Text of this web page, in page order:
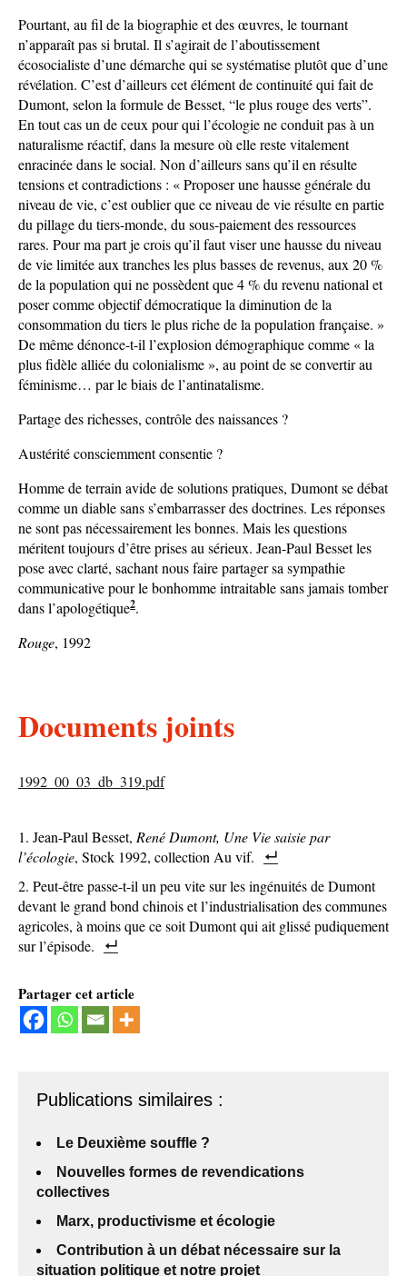
Pourtant, au fil de la biographie et des œuvres, le tournant
n’apparaît pas si brutal. Il s’agirait de l’aboutissement
écosocialiste d’une démarche qui se systématise plutôt que d’une
révélation. C’est d’ailleurs cet élément de continuité qui fait de
Dumont, selon la formule de Besset, “le plus rouge des verts”.
En tout cas un de ceux pour qui l’écologie ne conduit pas à un
naturalisme réactif, dans la mesure où elle reste vitalement
enracinée dans le social. Non d’ailleurs sans qu’il en résulte
tensions et contradictions : « Proposer une hausse générale du
niveau de vie, c’est oublier que ce niveau de vie résulte en partie
du pillage du tiers-monde, du sous-paiement des ressources
rares. Pour ma part je crois qu’il faut viser une hausse du niveau
de vie limitée aux tranches les plus basses de revenus, aux 20 %
de la population qui ne possèdent que 4 % du revenu national et
poser comme objectif démocratique la diminution de la
consommation du tiers le plus riche de la population française. »
De même dénonce-t-il l’explosion démographique comme « la
plus fidèle alliée du colonialisme », au point de se convertir au
féminisme… par le biais de l’antinatalisme.
Partage des richesses, contrôle des naissances ?
Austérité consciemment consentie ?
Homme de terrain avide de solutions pratiques, Dumont se débat
comme un diable sans s’embarrasser des doctrines. Les réponses
ne sont pas nécessairement les bonnes. Mais les questions
méritent toujours d’être prises au sérieux. Jean-Paul Besset les
pose avec clarté, sachant nous faire partager sa sympathie
communicative pour le bonhomme intraitable sans jamais tomber
dans l’apologétique2.
Rouge, 1992
Documents joints
1992_00_03_db_319.pdf
Jean-Paul Besset, René Dumont, Une Vie saisie par
l’écologie, Stock 1992, collection Au vif.
Peut-être passe-t-il un peu vite sur les ingénuités de Dumont
devant le grand bond chinois et l’industrialisation des communes
agricoles, à moins que ce soit Dumont qui ait glissé pudiquement
sur l’épisode.
Partager cet article
Publications similaires :
Le Deuxième souffle ?
Nouvelles formes de revendications
collectives
Marx, productivisme et écologie
Contribution à un débat nécessaire sur la
situation politique et notre projet